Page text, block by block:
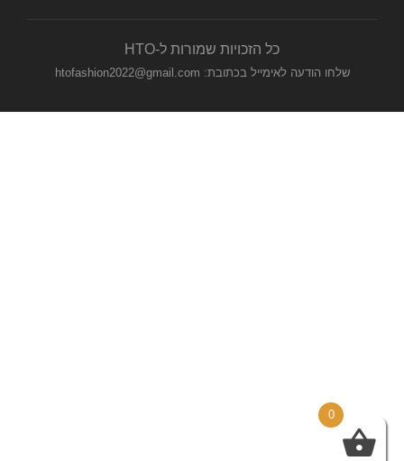
כל הזכויות שמורות ל-HTO
שלחו הודעה לאימייל בכתובת: htofashion2022@gmail.com
0